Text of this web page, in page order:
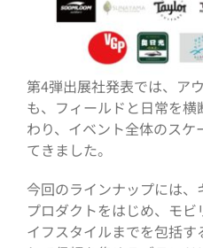
第4弾出展社発表では、ア
も、フィールドと日常を
わり、イベント全体のス
てきました。
今回のラインナップには
プロダクトをはじめ、モ
イフスタイルまでを包括